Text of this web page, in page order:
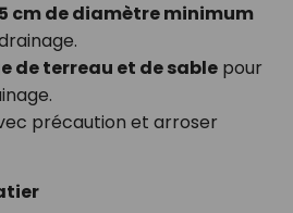
cm de diamètre minimum
de terreau et de sablepour
précaution et arroser